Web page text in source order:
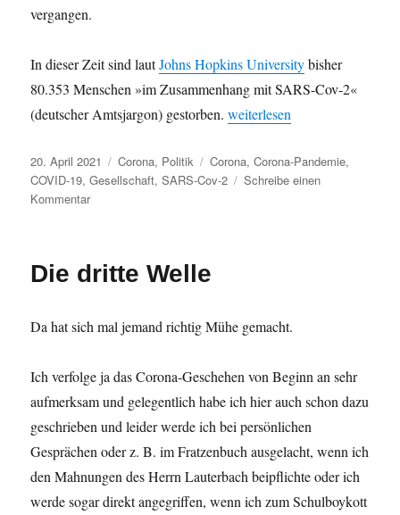
vergangen.
In dieser Zeit sind lautJohns Hopkins Universitybisher
80.353 Menschen »im Zusammenhang mit SARS-Cov-2«
(deutscher Amtsjargon) gestorben.„SARS-Cov-2 »Corona« ist
weiterlesen
Veröffentlicht
am
20. April 2021 Kategorien
Corona, Politik Schlagwörter
Corona,Corona-Pandemie,
COVID-19,Gesellschaft,SARS-Cov-2
Schreibe einen
Kommentarzu
»Corona«
harmlos
Die dritte Welle
Da hat sich mal jemand richtig Mühe gemacht.
Ich verfolge ja das Corona-Geschehen von Beginn an sehr
aufmerksam und gelegentlich habe ich hier auch schon dazu
geschrieben und leider werde ich bei persönlichen
Gesprächen oder z. B. im Fratzenbuch ausgelacht, wenn ich
den Mahnungen des Herrn Lauterbach beipflichte oder ich
werde sogar direkt angegriffen, wenn ich zum Schulboykott